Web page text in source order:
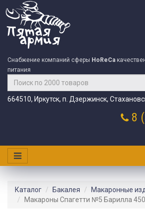
Снабжение компаний сферы HoReCa
питания
664510, Иркутск, п. Дзержинск,
8
Каталог Бакалея
Макаронные
Макароны Спагетти №5 Барилла